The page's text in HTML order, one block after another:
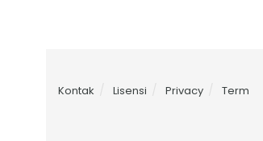
Kontak Lisensi Privacy Term